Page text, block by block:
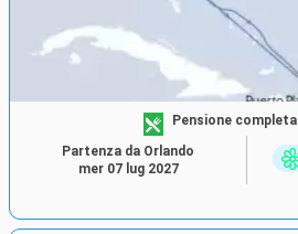
Pensione completa
Partenza da Orlando
mer 07 lug 2027